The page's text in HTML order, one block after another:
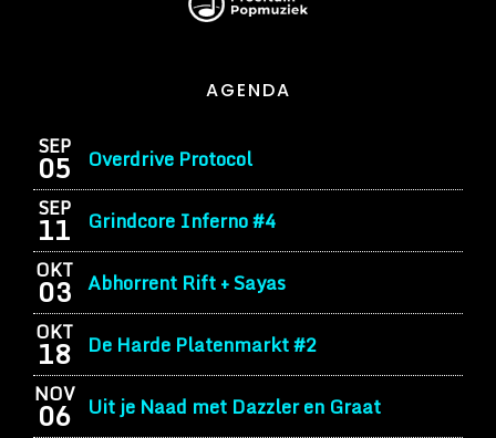
AGENDA
SEP
05 Overdrive Protocol
SEP
11 Grindcore Inferno #4
OKT
03 Abhorrent Rift + Sayas
OKT
18 De Harde Platenmarkt #2
NOV
06 Uit je Naad met Dazzler en Graat